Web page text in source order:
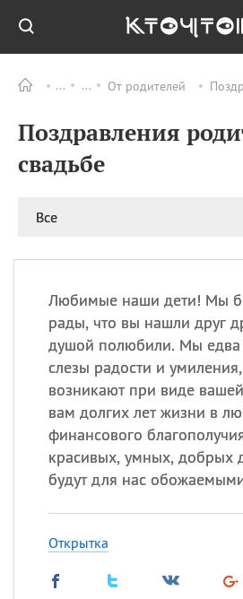
От родителей
Поздравления
свадьбе
Все
Любимые наши дети! Мы
рады, что вы нашли друг
душой полюбили. Мы едва
слезы радости и
возникают при виде
вам долгих лет жизни в
финансового
красивых, умных, добрых
будут для нас
Открытка
11.08
12.08
Сегодня
Еще